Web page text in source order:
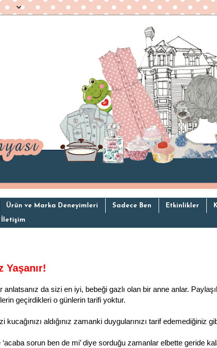
Ürün ve Marka Deneyimleri Sadece Ben Etkinlikler
İletişim
Yaşanır!
da sizi en iyi, bebeği gazlı olan bir anne anlar.
geçirdikleri o günlerin tarifi yoktur.
kucağınızı aldığınız zamanki duygularınızı tarif edemediğiniz
sorun ben de mi’ diye sorduğu zamanlar elbette geride